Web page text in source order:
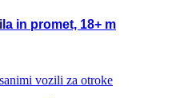
in promet, 18+ m